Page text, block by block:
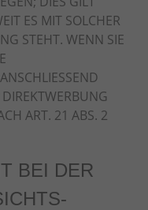
ES MIT SOLCHER
STEHT. WENN SIE
ART. 21 ABS. 2
BEI DER